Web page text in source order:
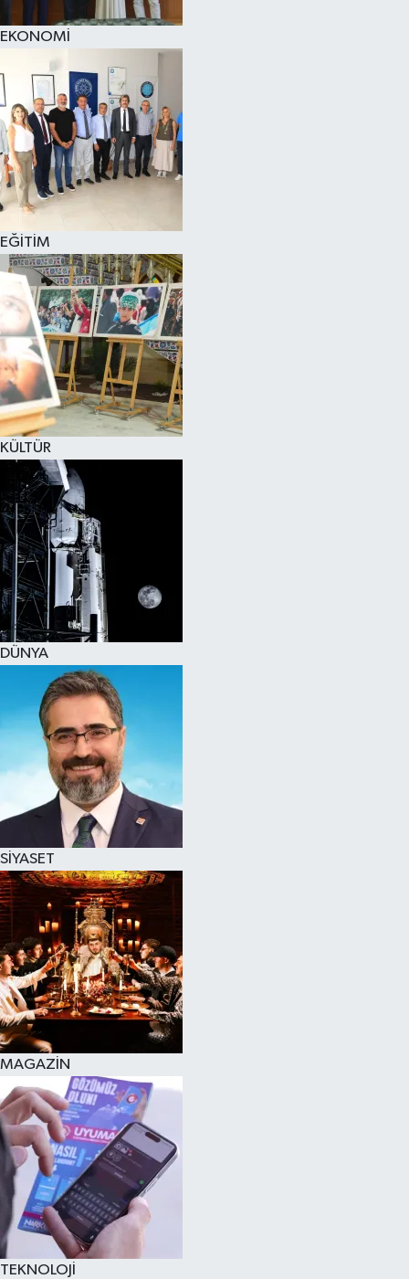
EKONOMİ
EĞİTİM
KÜLTÜR
DÜNYA
SİYASET
MAGAZİN
TEKNOLOJİ